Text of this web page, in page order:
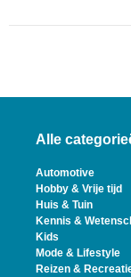
Alle
Automotive
Hobby & Vrije tijd
Huis & Tuin
Kennis &
Kids
Mode & Lifestyle
Reizen &